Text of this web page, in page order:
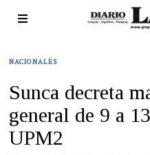
NACIONALES
Sunca decreta
general de 9 a
UPM2